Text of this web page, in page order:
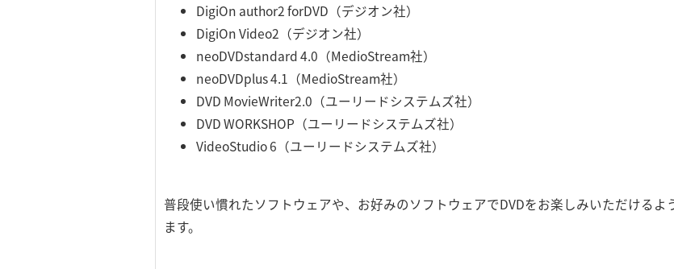
DigiOn author2 forDVD（デジオン社）
DigiOn Video2（デジオン社）
neoDVDstandard 4.0（MedioStream社）
neoDVDplus 4.1（MedioStream社）
DVD MovieWriter2.0（ユーリードシステムズ社）
DVD WORKSHOP（ユーリードシステムズ社）
VideoStudio 6（ユーリードシステムズ社）
普段使い慣れたソフトウェアや、お好みのソフトウェアでDVDをお楽しみいただける
ます。